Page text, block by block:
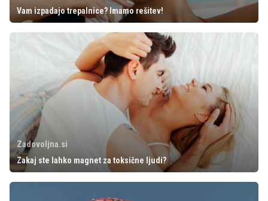
Vam izpadajo trepalnice? Imamo rešitev!
Zadovoljna.si
Zakaj ste lahko magnet za toksične ljudi?